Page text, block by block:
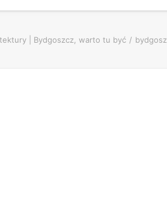
| Bydgoszcz, warto tu być